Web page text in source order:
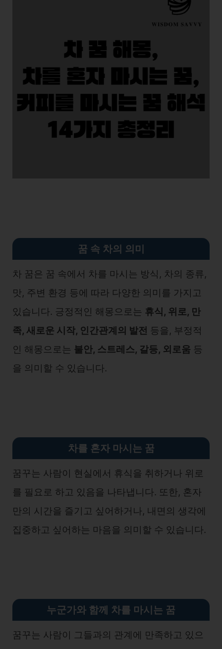
꿈 속 차의 의미
차 꿈은 꿈 속에서 차를 마시는 방식, 차의 종류,
맛, 주변 환경 등에 따라 다양한 의미를 가지고
있습니다. 긍정적인 해몽으로는 휴식, 위로, 만
족, 새로운 시작, 인간관계의 발전 등을, 부정적
인 해몽으로는 불안, 스트레스, 갈등, 외로움 등
을 의미할 수 있습니다.
차를 혼자 마시는 꿈
꿈꾸는 사람이 현실에서 휴식을 취하거나 위로
를 필요로 하고 있음을 나타냅니다. 또한, 혼자
만의 시간을 즐기고 싶어하거나, 내면의 생각에
집중하고 싶어하는 마음을 의미할 수 있습니다.
누군가와 함께 차를 마시는 꿈
꿈꾸는 사람이 그들과의 관계에 만족하고 있으